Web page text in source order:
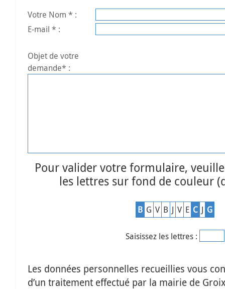
Votre Nom * :
E-mail * :
Objet de votre
demande* :
Pour valider votre formulaire,
les lettres sur fond de couleur
B G V B J V E C J G
Saisissez les lettres :
Les données personnelles recueillies vous
d’un traitement effectué par la mairie de